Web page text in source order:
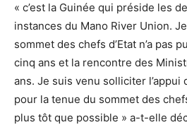
« c’est la Guinée qui préside les
instances du Mano River Union.
sommet des chefs d’Etat n’a pas
cinq ans et la rencontre des
ans. Je suis venu solliciter
pour la tenue du sommet des
plus tôt que possible » a-t-elle